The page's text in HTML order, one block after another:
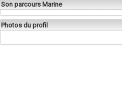
Son parcours Marine
Photos du profil